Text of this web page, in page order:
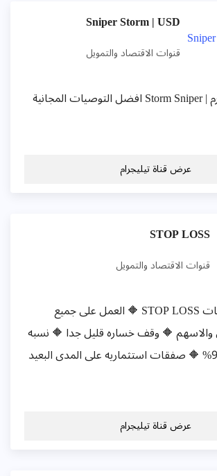
Sniper Storm | USD
قنوات الاقتصاد والتمويل
قناة سنايبر ستورم | Storm Sniper افضل التوصيات المجانية
عرض قناة تيليجرام
STOP LOSS
قنوات الاقتصاد والتمويل
🔶 كروب مناقشات STOP LOSS 🔶 العمل على جميع
والاسهم 🔶 وقف خساره قليل جدا 🔶 نسبه
نجاح صفقات 90% 🔶 صفقات استثماريه على المدى البعيد
عرض قناة تيليجرام